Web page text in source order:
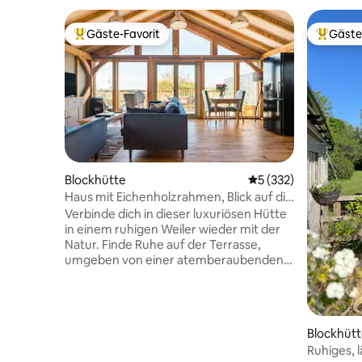
Beliebter Gäste-Favorit.
Gäste-Favorit
Blockhütte Durchschnittliche
5 (332)
Haus mit Eichenholzrahmen, Blick auf die
Landschaft und Whirlpool
Verbinde dich in dieser luxuriösen Hütte
in einem ruhigen Weiler wieder mit der
Natur. Finde Ruhe auf der Terrasse,
umgeben von einer atemberaubenden
Ruhiges,